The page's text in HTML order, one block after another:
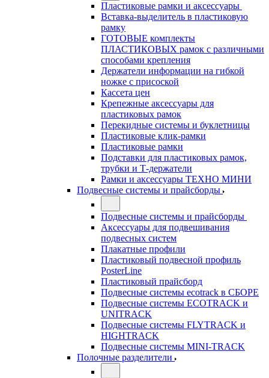
Пластиковые рамки и аксессуары
Вставка-выделитель в пластиковую
рамку
ГОТОВЫЕ комплекты
ПЛАСТИКОВЫХ рамок с различными
способами крепления
Держатели информации на гибкой
ножке с присоской
Кассета цен
Крепежные аксессуары для
пластиковых рамок
Перекидные системы и буклетницы
Пластиковые клик-рамки
Пластиковые рамки
Подставки для пластиковых рамок,
трубки и Т-держатели
Рамки и аксессуары ТЕХНО МИНИ
Подвесные системы и прайсборды
Подвесные системы и прайсборды
Аксессуары для подвешивания
подвесных систем
Плакатные профили
Пластиковый подвесной профиль
PosterLine
Пластиковый прайсборд
Подвесные системы ecotrack в СБОРЕ
Подвесные системы ECOTRACK и
UNITRACK
Подвесные системы FLYTRACK и
HIGHTRACK
Подвесные системы MINI-TRACK
Полочные разделители